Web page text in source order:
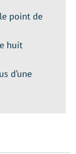
point de
huit
d’une